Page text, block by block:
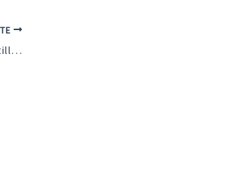
El Antequera C.F. refuerza su plantilla con Guillem Jaime y Moha Bassele